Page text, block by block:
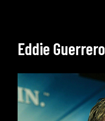
Eddie Guerrero